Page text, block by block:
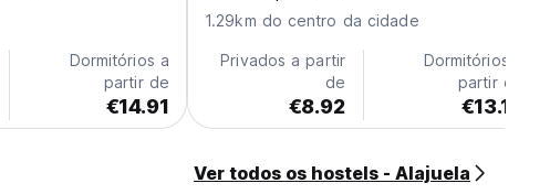
Dormitórios a
partir de
€14.91
1.29km do centro da cidade
Privados a partir
de
€8.92
Dormitórios a
partir de
€13.15
Ver todos os hostels - Alajuela